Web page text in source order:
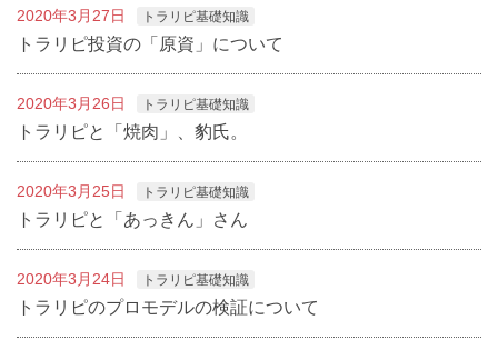
2020年3月27日 トラリピ基礎知識
トラリピ投資の「原資」について
2020年3月26日 トラリピ基礎知識
トラリピと「焼肉」、豹氏。
2020年3月25日 トラリピ基礎知識
トラリピと「あっきん」さん
2020年3月24日 トラリピ基礎知識
トラリピのプロモデルの検証について